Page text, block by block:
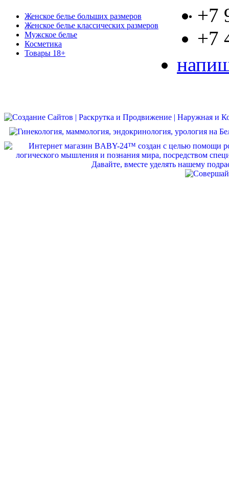
Женское белье больших размеров
Женское белье классических размеров
Мужское белье
Косметика
Товары 18+
+7
+7